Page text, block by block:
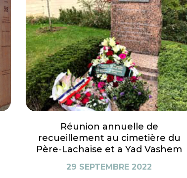
Réunion annuelle de
recueillement au cimetière du
Père-Lachaise et a Yad Vashem
29 SEPTEMBRE 2022